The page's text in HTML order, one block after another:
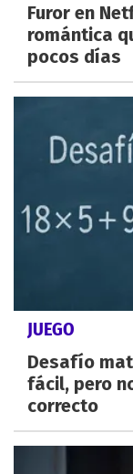
Furor en
romántica
pocos días
JUEGO
Desafío
fácil, pero
correcto